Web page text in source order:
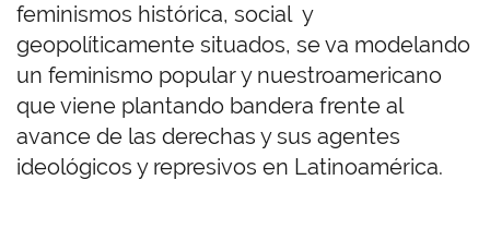
feminismos histórica, social y
geopolíticamente situados, se va modelando
un feminismo popular y nuestroamericano
que viene plantando bandera frente al
avance de las derechas y sus agentes
ideológicos y represivos en Latinoamérica.